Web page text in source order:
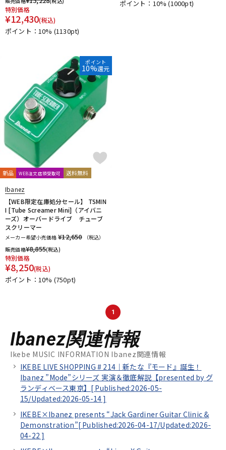
特別価格
¥12,430(税込)
ポイント：10% (1130pt)
ポイント：10%(1000pt)
ポイント
10%還元
新品 WEB注文店頭受取可 送料無料
Ibanez
【WEB限定在庫処分セール】 TSMIN
I [Tube Screamer Mini]（アイバニ
ーズ）オーバードライブ チューブ
スクリーマー
メーカー希望小売価格 ¥12,650
（税込）
販売価格¥8,855(税込)
特別価格
¥8,250(税込)
ポイント：10% (750pt)
1
Ibanez関連情報
Ikebe MUSIC INFORMATION Ibanez関連情報
IKEBE LIVE SHOPPING # 214｜新たな『モード』誕生！
Ibanez ”Mode”シリーズ 実演＆徹底解説【presented by グ
ランディベース東京】[ Published:2026-05-
15/Updated:2026-05-14 ]
IKEBE×Ibanez presents “Jack Gardiner Guitar Clinic &
Demonstration”[ Published:2026-04-17/Updated:2026-
04-22 ]